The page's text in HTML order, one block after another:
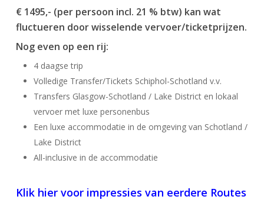
€ 1495,- (per persoon incl. 21 % btw) kan wat
fluctueren door wisselende vervoer/ticketprijzen.
Nog even op een rij:
4 daagse trip
Volledige Transfer/Tickets Schiphol-Schotland v.v.
Transfers Glasgow-Schotland / Lake District en lokaal
vervoer met luxe personenbus
Een luxe accommodatie in de omgeving van Schotland /
Lake District
All-inclusive in de accommodatie
Klik hier voor impressies van eerdere Routes